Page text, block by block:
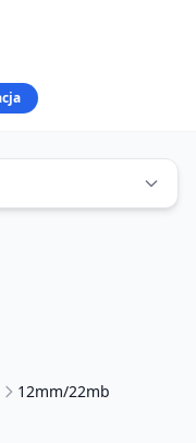
12mm/22mb